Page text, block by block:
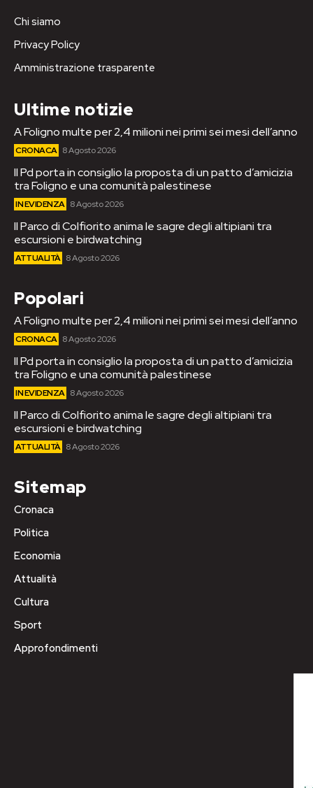
Chi siamo
Privacy Policy
Amministrazione trasparente
Ultime notizie
A Foligno multe per 2,4 milioni nei primi sei mesi dell’anno
CRONACA 8 Agosto 2026
Il Pd porta in consiglio la proposta di un patto d’amicizia
tra Foligno e una comunità palestinese
IN EVIDENZA 8 Agosto 2026
Il Parco di Colfiorito anima le sagre degli altipiani tra
escursioni e birdwatching
ATTUALITÀ 8 Agosto 2026
Popolari
A Foligno multe per 2,4 milioni nei primi sei mesi dell’anno
CRONACA 8 Agosto 2026
Il Pd porta in consiglio la proposta di un patto d’amicizia
tra Foligno e una comunità palestinese
IN EVIDENZA 8 Agosto 2026
Il Parco di Colfiorito anima le sagre degli altipiani tra
escursioni e birdwatching
ATTUALITÀ 8 Agosto 2026
Sitemap
Cronaca
Politica
Economia
Attualità
Cultura
Sport
Approfondimenti